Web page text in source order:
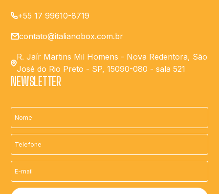
+55 17 99610-8719
contato@italianobox.com.br
R. Jaír Martins Mil Homens - Nova Redentora, São
José do Rio Preto - SP, 15090-080 - sala 521
NEWSLETTER